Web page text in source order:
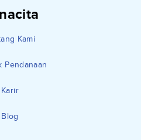
Kami
Pendanaan
Karir
Blog